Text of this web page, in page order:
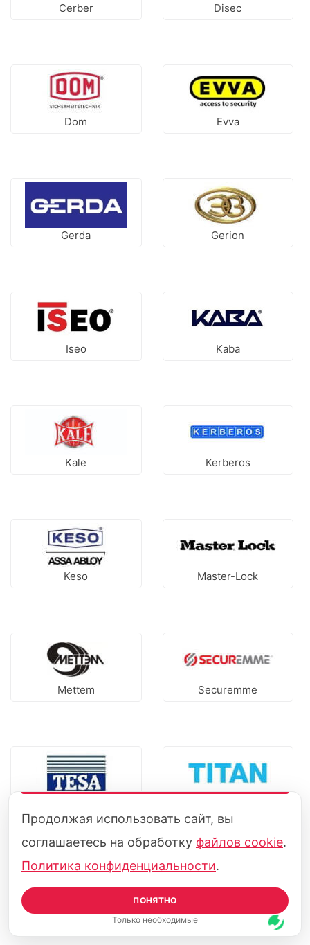
Cerber Disec
Dom Evva
Gerda Gerion
Iseo Kaba
Kale Kerberos
Keso Master-Lock
Mettem Securemme
3М Azbe
Продолжая использовать сайт, вы
соглашаетесь на обработку файлов cookie.
Политика конфиденциальности.
ПОНЯТНО
Только необходимые